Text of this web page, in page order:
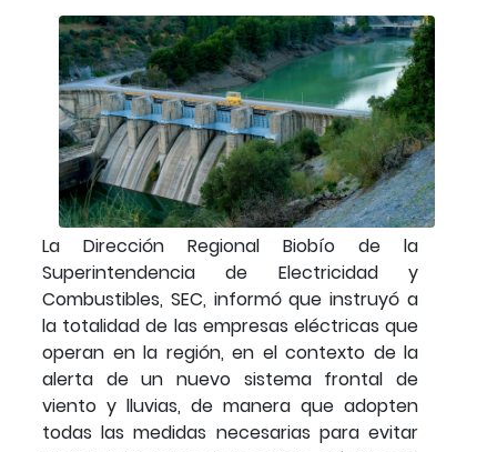
La Dirección Regional Biobío de la
Superintendencia de Electricidad y
Combustibles, SEC, informó que instruyó a
la totalidad de las empresas eléctricas que
operan en la región, en el contexto de la
alerta de un nuevo sistema frontal de
viento y lluvias, de manera que adopten
todas las medidas necesarias para evitar